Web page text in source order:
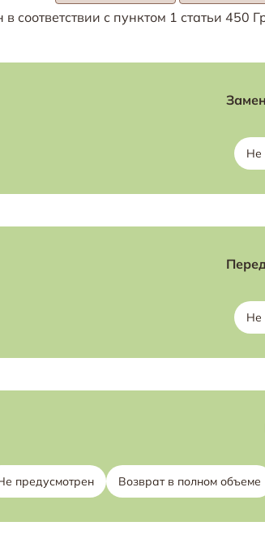
соответствии с пунктом 1 статьи
Не
Не
предусмотрен Возврат в полном объеме